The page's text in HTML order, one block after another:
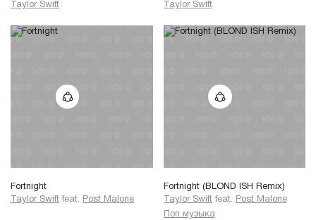
Taylor Swift
Taylor Swift
Fortnight
Taylor Swift feat. Post Malone
Fortnight (BLOND ISH Remix)
Taylor Swift feat. Post Malone
Поп музыка